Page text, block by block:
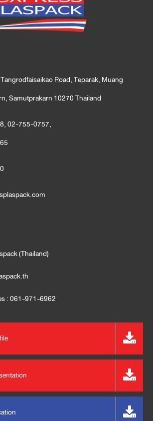
Road, Teparak, Muang
Samutprakarn 10270 Thailand
,02-755-0757,
(Thailand)
: 061-971-6962